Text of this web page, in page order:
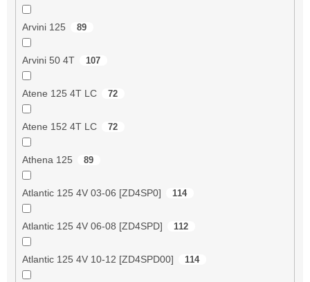
Arvini 125 89
Arvini 50 4T 107
Atene 125 4T LC 72
Atene 152 4T LC 72
Athena 125 89
Atlantic 125 4V 03-06 [ZD4SP0] 114
Atlantic 125 4V 06-08 [ZD4SPD] 112
Atlantic 125 4V 10-12 [ZD4SPD00] 114